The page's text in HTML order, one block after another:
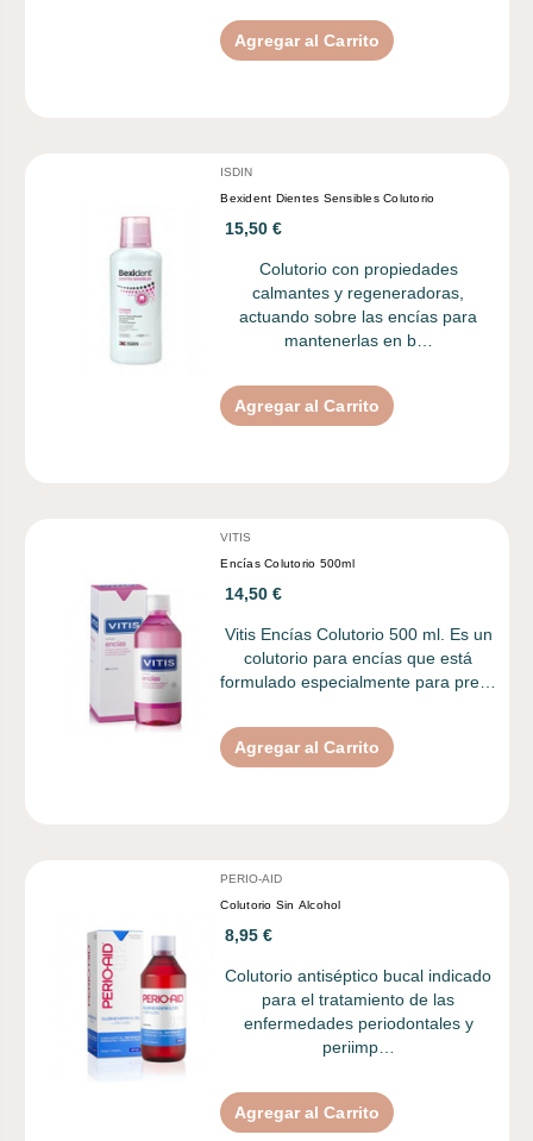
Agregar al Carrito
ISDIN
Bexident Dientes Sensibles Colutorio
15,50 €
Colutorio con propiedades
calmantes y regeneradoras,
actuando sobre las encías para
mantenerlas en b…
Agregar al Carrito
VITIS
Encías Colutorio 500ml
14,50 €
Vitis Encías Colutorio 500 ml. Es un
colutorio para encías que está
formulado especialmente para pre…
Agregar al Carrito
PERIO-AID
Colutorio Sin Alcohol
8,95 €
Colutorio antiséptico bucal indicado
para el tratamiento de las
enfermedades periodontales y
periimp…
Agregar al Carrito